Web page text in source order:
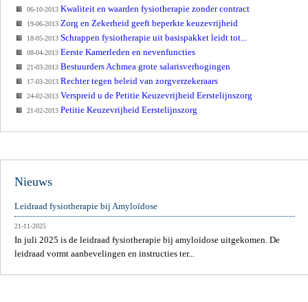
06-10-2013 Kwaliteit en waarden fysiotherapie zonder contract
19-06-2013 Zorg en Zekerheid geeft beperkte keuzevrijheid
18-05-2013 Schrappen fysiotherapie uit basispakket leidt tot...
08-04-2013 Eerste Kamerleden en nevenfuncties
21-03-2013 Bestuurders Achmea grote salarisverhogingen
17-03-2013 Rechter tegen beleid van zorgverzekeraars
24-02-2013 Verspreid u de Petitie Keuzevrijheid Eerstelijnszorg
21-02-2013 Petitie Keuzevrijheid Eerstelijnszorg
Nieuws
Leidraad fysiotherapie bij Amyloïdose
21-11-2025
In juli 2025 is de leidraad fysiotherapie bij amyloïdose uitgekomen. De
leidraad vormt aanbevelingen en instructies ter...